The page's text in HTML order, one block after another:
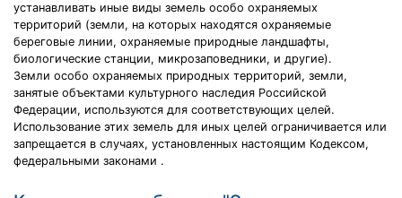
устанавливать иные виды земель особо охраняемых
территорий (земли, на которых находятся охраняемые
береговые линии, охраняемые природные ландшафты,
биологические станции, микрозаповедники, и другие).
Земли особо охраняемых природных территорий, земли,
занятые объектами культурного наследия Российской
Федерации, используются для соответствующих целей.
Использование этих земель для иных целей ограничивается или
запрещается в случаях, установленных настоящим Кодексом,
федеральными законами .